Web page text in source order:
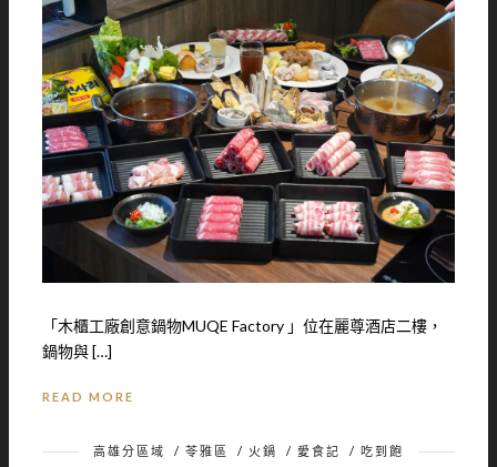
「木櫃工廠創意鍋物MUQE Factory 」位在麗尊酒店二樓，
鍋物與 […]
READ MORE
高雄分區域 / 苓雅區 / 火鍋 / 愛食記 / 吃到飽